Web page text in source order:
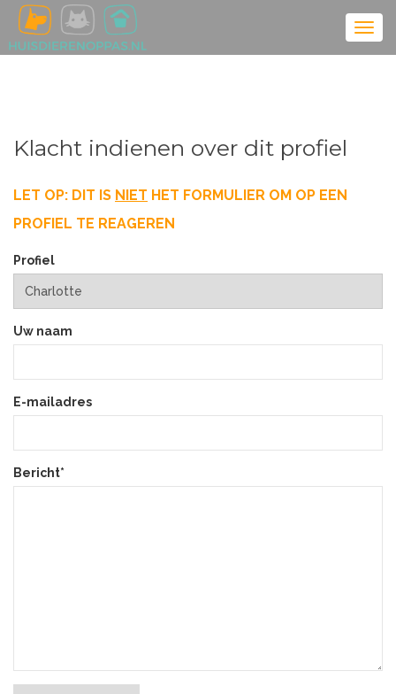
Klacht indienen over dit profiel
LET OP: DIT IS NIET HET FORMULIER OM OP EEN
PROFIEL TE REAGEREN
Profiel
Uw naam
E-mailadres
Bericht*